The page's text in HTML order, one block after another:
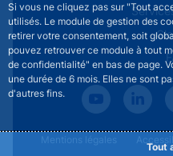
Si vous ne cliquez pas sur "Tout
utilisés. Le module de gestion des
retirer votre consentement, soit
pouvez retrouver ce module à tout
de confidentialité" en bas de page.
une durée de 6 mois. Elles ne sont
d'autres fins.
Tout
Footer legal notice
Mentions légales